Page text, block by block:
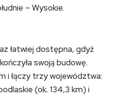
– Wysokie.
łatwiej dostępna, gdyż
swoją budowę.
i łączy trzy województwa:
(ok. 134,3 km) i